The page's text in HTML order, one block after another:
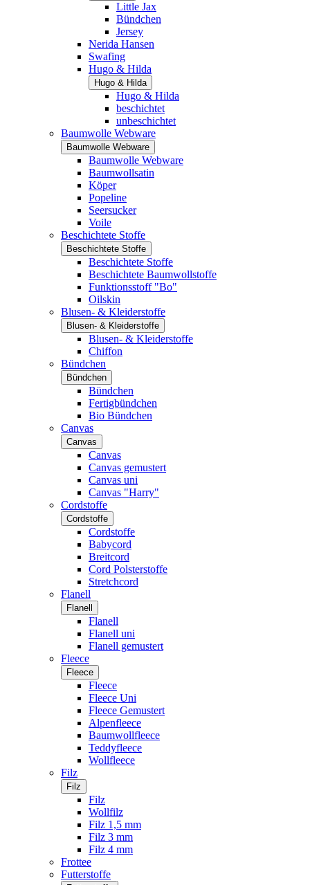
Little Jax
Bündchen
Jersey
Nerida Hansen
Swafing
Hugo & Hilda
Hugo & Hilda
Hugo & Hilda
beschichtet
unbeschichtet
Baumwolle Webware
Baumwolle Webware
Baumwolle Webware
Baumwollsatin
Köper
Popeline
Seersucker
Voile
Beschichtete Stoffe
Beschichtete Stoffe
Beschichtete Stoffe
Beschichtete Baumwollstoffe
Funktionsstoff "Bo"
Oilskin
Blusen- & Kleiderstoffe
Blusen- & Kleiderstoffe
Blusen- & Kleiderstoffe
Chiffon
Bündchen
Bündchen
Bündchen
Fertigbündchen
Bio Bündchen
Canvas
Canvas
Canvas
Canvas gemustert
Canvas uni
Canvas "Harry"
Cordstoffe
Cordstoffe
Cordstoffe
Babycord
Breitcord
Cord Polsterstoffe
Stretchcord
Flanell
Flanell
Flanell
Flanell uni
Flanell gemustert
Fleece
Fleece
Fleece
Fleece Uni
Fleece Gemustert
Alpenfleece
Baumwollfleece
Teddyfleece
Wollfleece
Filz
Filz
Filz
Wollfilz
Filz 1,5 mm
Filz 3 mm
Filz 4 mm
Frottee
Futterstoffe